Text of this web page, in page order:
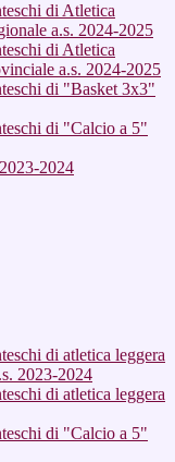
di Atletica
a.s. 2024-2025
di Atletica
a.s. 2024-2025
di "Basket 3x3"
di "Calcio a 5"
2024
di atletica leggera
2023-2024
di atletica leggera
di "Calcio a 5"